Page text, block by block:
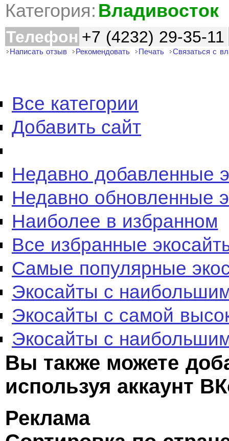
Категория: Владивосток
Телефон +7 (4232) 29-35-11
Написать отзыв Рекомендовать Печать Связаться с
Все категории
Добавить сайт
Недавно добавленные
Недавно обновленные
Наиболее в избранном
Все избранные
Самые популярные
Экосайты с
Экосайты с самой
Экосайты с
Вы также можете
используя аккаунт
Реклама